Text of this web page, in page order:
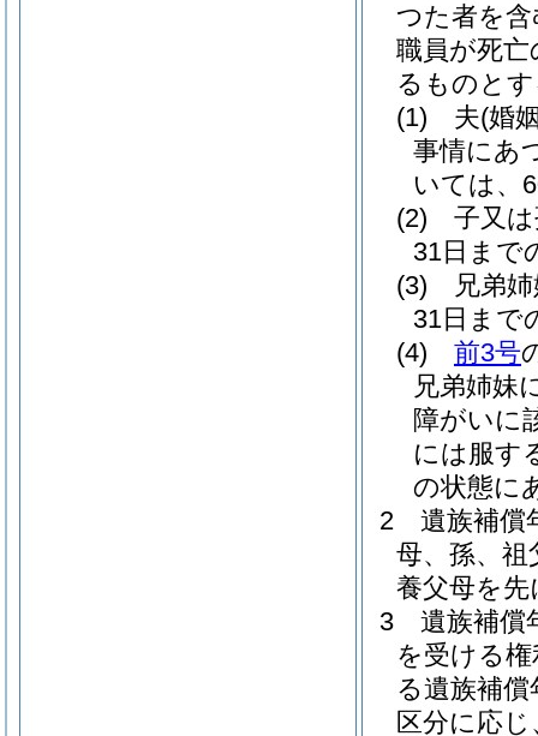
つた者を含
職員が死亡
るものと
(1)
夫(婚
事情にあ
いては、
(2)
子又
31日まで
(3)
兄弟
31日まで
(4)
前3号
兄弟姉妹
障がいに
には服す
の状態に
2
遺族補償
母、孫、
養父母を
3
遺族補償
を受ける
る遺族補
区分に応